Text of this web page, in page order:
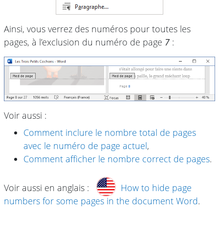
Ainsi, vous verrez des numéros pour toutes les
pages, à l’exclusion du numéro de page 7 :
Voir aussi :
Comment inclure le nombre total de pages
avec le numéro de page actuel,
Comment afficher le nombre correct de pages.
Voir aussi en anglais :
How to hide page
numbers for some pages in the document Word.